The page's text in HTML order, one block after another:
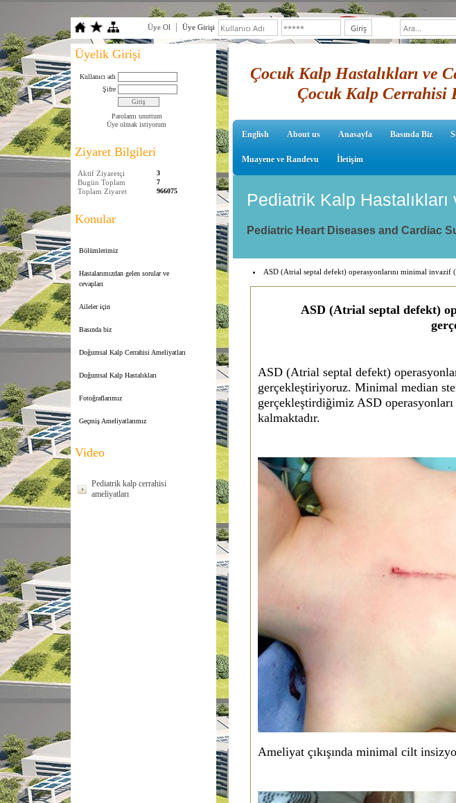
Üye Ol Üye Girişi
Üyelik Girişi
Kullanıcı adı
Şifre
Parolamı unuttum
Üye olmak istiyorum
Ziyaret Bilgileri
Aktif Ziyaretçi 3
Bugün Toplam 7
Toplam Ziyaret 966075
Konular
Bölümlerimiz
Hastalarımızdan gelen sorular ve
cevapları
Aileler için
Basında biz
Doğumsal Kalp Cerrahisi Ameliyatları
Doğumsal Kalp Hastalıkları
Fotoğraflarımız
Geçmiş Ameliyatlarımız
Video
Pediatrik kalp cerrahisi
ameliyatları
Çocuk Kalp Hastalıkları ve
Çocuk Kalp Cerrahisi
English About us Anasayfa Basında Biz
Muayene ve Randevu İletişim
Pediatrik Kalp
Pediatric Heart Diseases and Cardiac
ASD (Atrial septal defekt) operasyonlarını minimal
ASD (Atrial septal defekt)
ASD (Atrial septal defekt)
gerçekleştiriyoruz. Minimal median
gerçekleştirdiğimiz ASD
kalmaktadır.
Ameliyat çıkışında minimal cilt